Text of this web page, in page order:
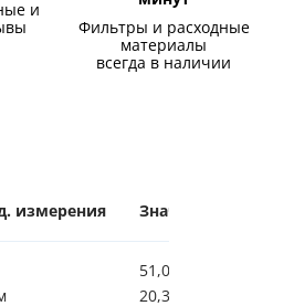
и
Фильтры и расходные
материалы
всегда в наличии
измерения Значение
51,0 х
20,3 х